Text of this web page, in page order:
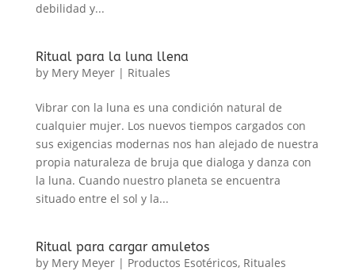
debilidad y...
Ritual para la luna llena
by Mery Meyer| Rituales
Vibrar con la luna es una condición natural de
cualquier mujer. Los nuevos tiempos cargados con
sus exigencias modernas nos han alejado de nuestra
propia naturaleza de bruja que dialoga y danza con
la luna. Cuando nuestro planeta se encuentra
situado entre el sol y la...
Ritual para cargar amuletos
by Mery Meyer| Productos Esotéricos, Rituales